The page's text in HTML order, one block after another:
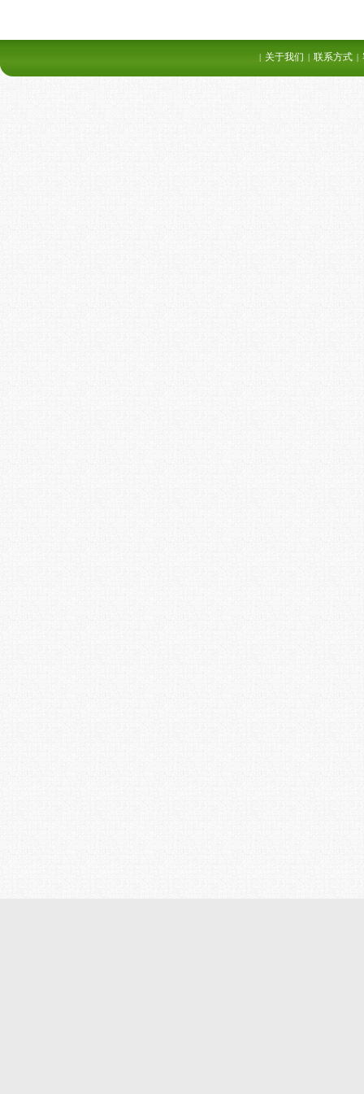
| 关于我们 | 联系方式 |